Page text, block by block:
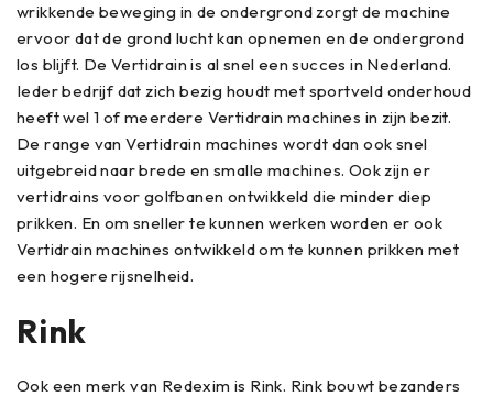
wrikkende beweging in de ondergrond zorgt de machine
ervoor dat de grond lucht kan opnemen en de ondergrond
los blijft. De Vertidrain is al snel een succes in Nederland.
Ieder bedrijf dat zich bezig houdt met sportveld onderhoud
heeft wel 1 of meerdere Vertidrain machines in zijn bezit.
De range van Vertidrain machines wordt dan ook snel
uitgebreid naar brede en smalle machines. Ook zijn er
vertidrains voor golfbanen ontwikkeld die minder diep
prikken. En om sneller te kunnen werken worden er ook
Vertidrain machines ontwikkeld om te kunnen prikken met
een hogere rijsnelheid.
Rink
Ook een merk van Redexim is Rink. Rink bouwt bezanders